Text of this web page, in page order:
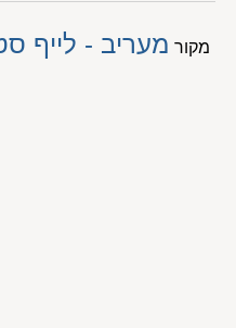
מקור מעריב - לייף